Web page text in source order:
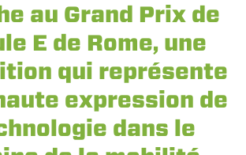
au Grand Prix de
E de Rome, une
qui représente
expression de
dans le